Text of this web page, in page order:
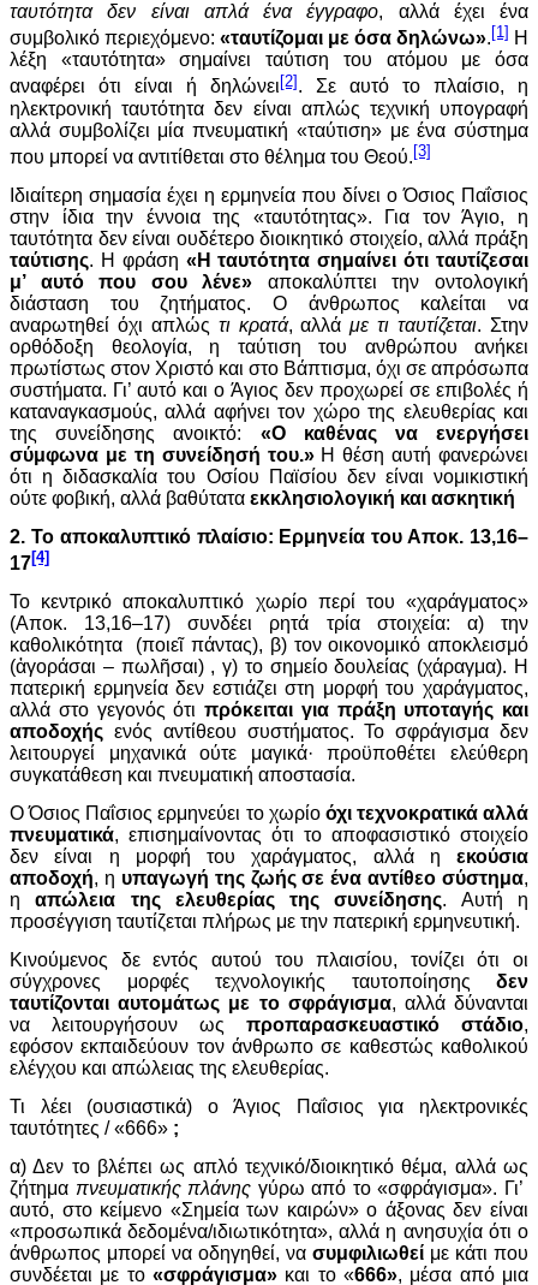
ταυτότητα δεν είναι απλά ένα έγγραφο, αλλά έχει ένα
συμβολικό περιεχόμενο: «ταυτίζομαι με όσα δηλώνω». [1] Η
λέξη «ταυτότητα» σημαίνει ταύτιση του ατόμου με όσα
αναφέρει ότι είναι ή δηλώνει[2]. Σε αυτό το πλαίσιο, η
ηλεκτρονική ταυτότητα δεν είναι απλώς τεχνική υπογραφή
αλλά συμβολίζει μία πνευματική «ταύτιση» με ένα σύστημα
που μπορεί να αντιτίθεται στο θέλημα του Θεού.[3]
Ιδιαίτερη σημασία έχει η ερμηνεία που δίνει ο Όσιος Παΐσιος
στην ίδια την έννοια της «ταυτότητας». Για τον Άγιο, η
ταυτότητα δεν είναι ουδέτερο διοικητικό στοιχείο, αλλά πράξη
ταύτισης. Η φράση «Η ταυτότητα σημαίνει ότι ταυτίζεσαι
μ’ αυτό που σου λένε» αποκαλύπτει την οντολογική
διάσταση του ζητήματος. Ο άνθρωπος καλείται να
αναρωτηθεί όχι απλώς τι κρατά, αλλάμε τι ταυτίζεται. Στην
ορθόδοξη θεολογία, η ταύτιση του ανθρώπου ανήκει
πρωτίστως στον Χριστό και στο Βάπτισμα, όχι σε απρόσωπα
συστήματα. Γι’ αυτό και ο Άγιος δεν προχωρεί σε επιβολές ή
καταναγκασμούς, αλλά αφήνει τον χώρο της ελευθερίας και
της συνείδησης ανοικτό: «Ο καθένας να ενεργήσει
σύμφωνα με τη συνείδησή του.»Η θέση αυτή φανερώνει
ότι η διδασκαλία του Οσίου Παϊσίου δεν είναι νομικιστική
ούτε φοβική, αλλά βαθύτατα εκκλησιολογική και ασκητική
2. Το αποκαλυπτικό πλαίσιο: Ερμηνεία του Αποκ. 13,16–
17[4]
Το κεντρικό αποκαλυπτικό χωρίο περί του «χαράγματος»
(Αποκ. 13,16–17) συνδέει ρητά τρία στοιχεία: α) την
καθολικότητα (ποιεῖ πάντας), β) τον οικονομικό αποκλεισμό
(ἀγοράσαι – πωλῆσαι) , γ) το σημείο δουλείας (χάραγμα). Η
πατερική ερμηνεία δεν εστιάζει στη μορφή του χαράγματος,
αλλά στο γεγονός ότι πρόκειται για πράξη υποταγής και
αποδοχής ενός αντίθεου συστήματος. Το σφράγισμα δεν
λειτουργεί μηχανικά ούτε μαγικά· προϋποθέτει ελεύθερη
συγκατάθεση και πνευματική αποστασία.
Ο Όσιος Παΐσιος ερμηνεύει το χωρίο όχι τεχνοκρατικά αλλά
πνευματικά, επισημαίνοντας ότι το αποφασιστικό στοιχείο
δεν είναι η μορφή του χαράγματος, αλλά η εκούσια
αποδοχή, η υπαγωγή της ζωής σε ένα αντίθεο σύστημα,
ηαπώλεια της ελευθερίας της συνείδησης. Αυτή η
προσέγγιση ταυτίζεται πλήρως με την πατερική ερμηνευτική.
Κινούμενος δε εντός αυτού του πλαισίου, τονίζει ότι οι
σύγχρονες μορφές τεχνολογικής ταυτοποίησης δεν
ταυτίζονται αυτομάτως με το σφράγισμα, αλλά δύνανται
να λειτουργήσουν ως προπαρασκευαστικό στάδιο,
εφόσον εκπαιδεύουν τον άνθρωπο σε καθεστώς καθολικού
ελέγχου και απώλειας της ελευθερίας.
Τι λέει (ουσιαστικά) ο Άγιος Παΐσιος για ηλεκτρονικές
ταυτότητες / «666» ;
α) Δεν το βλέπει ως απλό τεχνικό/διοικητικό θέμα, αλλά ως
ζήτημα πνευματικής πλάνης γύρω από το «σφράγισμα». Γι’
αυτό, στο κείμενο «Σημεία των καιρών» ο άξονας δεν είναι
«προσωπικά δεδομένα/ιδιωτικότητα», αλλά η ανησυχία ότι ο
άνθρωπος μπορεί να οδηγηθεί, να συμφιλιωθεί με κάτι που
συνδέεται με το «σφράγισμα» και το «666», μέσα από μια